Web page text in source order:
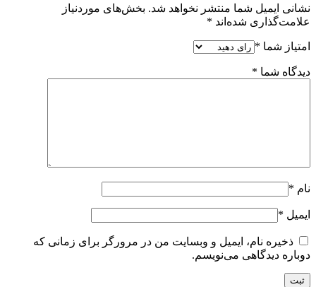
نشانی ایمیل شما منتشر نخواهد شد. بخش‌های موردنیاز
علامت‌گذاری شده‌اند *
امتیاز شما *
دیدگاه شما *
نام *
ایمیل *
ذخیره نام، ایمیل و وبسایت من در مرورگر برای زمانی که
دوباره دیدگاهی می‌نویسم.